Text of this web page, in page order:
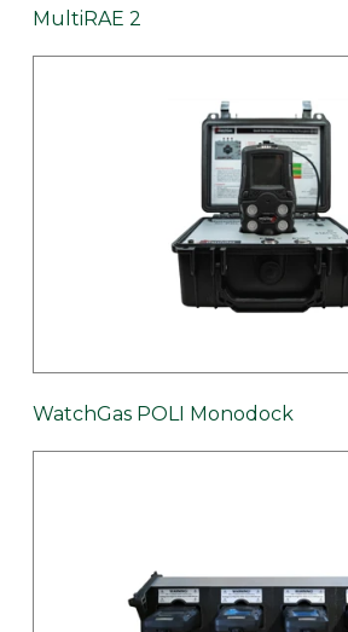
MultiRAE 2
WatchGas POLI Monodock